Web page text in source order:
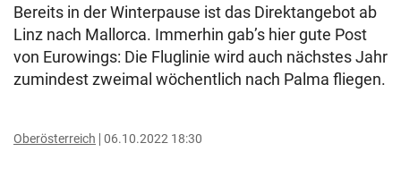
Bereits in der Winterpause ist das Direktangebot ab
Linz nach Mallorca. Immerhin gab’s hier gute Post
von Eurowings: Die Fluglinie wird auch nächstes Jahr
zumindest zweimal wöchentlich nach Palma fliegen.
Oberösterreich 06.10.2022 18:30